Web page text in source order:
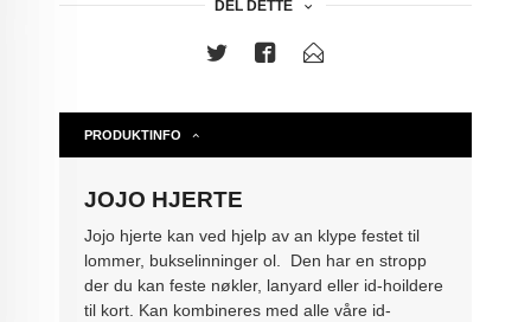
DEL DETTE
PRODUKTINFO
JOJO HJERTE
Jojo hjerte kan ved hjelp av an klype festet til
lommer, bukselinninger ol. Den har en stropp
der du kan feste nøkler, lanyard eller id-hoildere
til kort. Kan kombineres med alle våre id-